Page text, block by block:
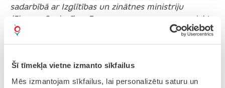
Šī tīmekļa vietne izmanto sīkfailus
Mēs izmantojam sīkfailus, lai personalizētu saturu un
sadarbībā ar Izglītības un zinātnes ministriju
(Eiropas Savienības Erasmus+ programmas projektu
“Nacionālie koordinatori dalības pieaugušo izglītībā
veicināšanai Latvijā” (101144108-NCLV2024-